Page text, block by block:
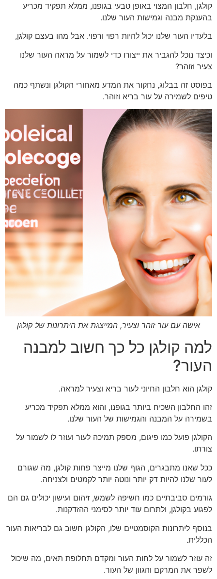
קולגן, חלבון המצוי באופן טבעי בגופנו, ממלא תפקיד מכריע
בהענקת מבנה וגמישות העור שלנו.
בלעדיו העור שלנו יכול להיות רפוי ורפוי. אבל מהו בעצם קולגן,
וכיצד נוכל להגביר את ייצורו כדי לשמור על מראה העור שלנו
צעיר וזוהר?
בפוסט זה בבלוג, נחקור את המדע מאחורי הקולגן ונשתף כמה
טיפים לשמירה על עור בריא וזוהר.
אישה עם עור זוהר וצעיר, המייצגת את היתרונות של קולגן
למה קולגן כל כך חשוב למבנה
העור?
קולגן הוא חלבון החיוני לעור בריא וצעיר למראה.
זהו החלבון השכיח ביותר בגופנו, והוא ממלא תפקיד מכריע
בשמירה על המבנה והגמישות של העור שלנו.
הקולגן פועל כמו פיגום, מספק תמיכה לעור ועוזר לו לשמור על
צורתו.
ככל שאנו מתבגרים, הגוף שלנו מייצר פחות קולגן, מה שגורם
לעור שלנו להיות דק יותר ונוטה יותר לקמטים ולצניחה.
גורמים סביבתיים כמו חשיפה לשמש, זיהום ועישון יכולים גם הם
לפגוע בקולגן, ולתרום עוד יותר לסימני ההזדקנות.
בנוסף ליתרונות הקוסמטיים שלו, הקולגן חשוב גם לבריאות העור
הכללית.
זה עוזר לשמור על לחות העור ומקדם תחלופת תאים, מה שיכול
לשפר את המרקם והגוון של העור.